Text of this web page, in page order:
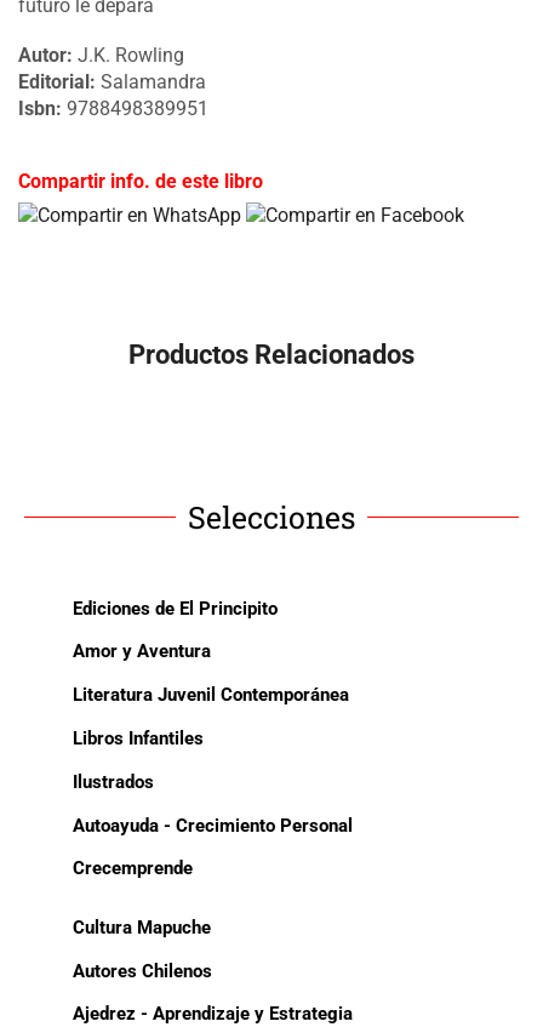
futuro le depara
Autor: J.K. Rowling
Editorial: Salamandra
Isbn: 9788498389951
Compartir info. de este libro
Productos Relacionados
Selecciones
Ediciones de El Principito
Amor y Aventura
Literatura Juvenil Contemporánea
Libros Infantiles
Ilustrados
Autoayuda - Crecimiento Personal
Crecemprende
Cultura Mapuche
Autores Chilenos
Ajedrez - Aprendizaje y Estrategia